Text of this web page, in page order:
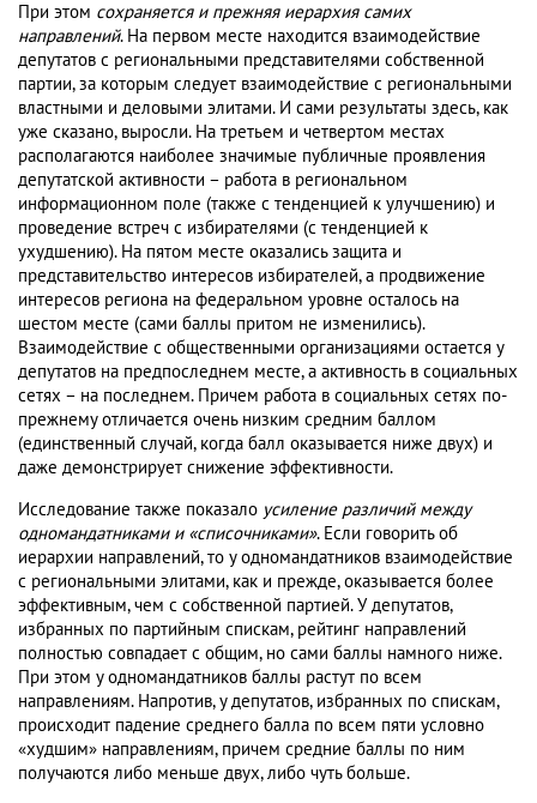
При этом сохраняется и прежняя иерархия самих
направлений. На первом месте находится взаимодействие
депутатов с региональными представителями собственной
партии, за которым следует взаимодействие с региональными
властными и деловыми элитами. И сами результаты здесь, как
уже сказано, выросли. На третьем и четвертом местах
располагаются наиболее значимые публичные проявления
депутатской активности – работа в региональном
информационном поле (также с тенденцией к улучшению) и
проведение встреч с избирателями (с тенденцией к
ухудшению). На пятом месте оказались защита и
представительство интересов избирателей, а продвижение
интересов региона на федеральном уровне осталось на
шестом месте (сами баллы притом не изменились).
Взаимодействие с общественными организациями остается у
депутатов на предпоследнем месте, а активность в социальных
сетях – на последнем. Причем работа в социальных сетях по-
прежнему отличается очень низким средним баллом
(единственный случай, когда балл оказывается ниже двух) и
даже демонстрирует снижение эффективности.
Исследование также показало усиление различий между
одномандатниками и «списочниками». Если говорить об
иерархии направлений, то у одномандатников взаимодействие
с региональными элитами, как и прежде, оказывается более
эффективным, чем с собственной партией. У депутатов,
избранных по партийным спискам, рейтинг направлений
полностью совпадает с общим, но сами баллы намного ниже.
При этом у одномандатников баллы растут по всем
направлениям. Напротив, у депутатов, избранных по спискам,
происходит падение среднего балла по всем пяти условно
«худшим» направлениям, причем средние баллы по ним
получаются либо меньше двух, либо чуть больше.